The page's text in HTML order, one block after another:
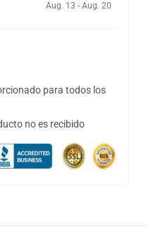
Aug. 13 - Aug. 20
para todos los
no es recibido